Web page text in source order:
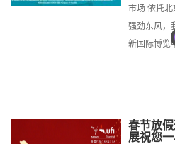
市场 依托
强劲东风，
新国际博览
春节放
展祝您